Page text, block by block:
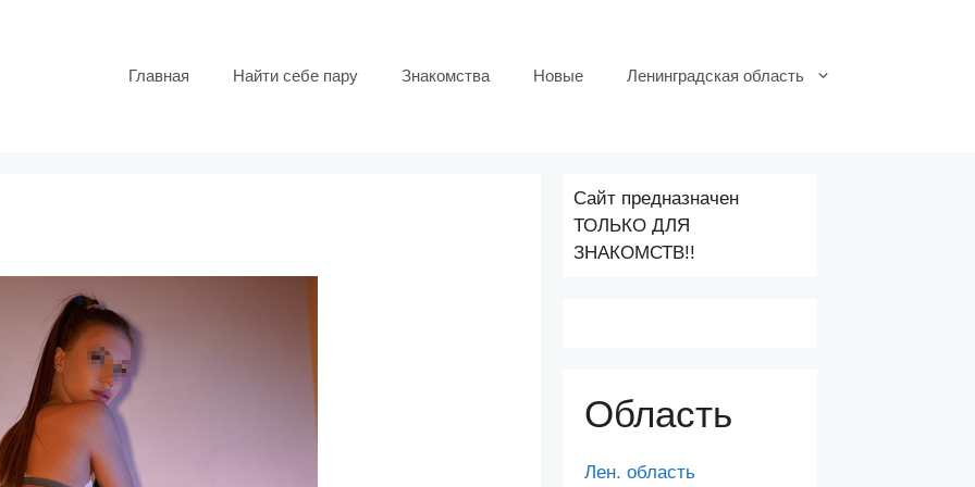
Главная Найти себе пару Знакомства Новые Ленинградская область
Сайт предназначен
ТОЛЬКО ДЛЯ
ЗНАКОМСТВ!!
Область
Лен. область